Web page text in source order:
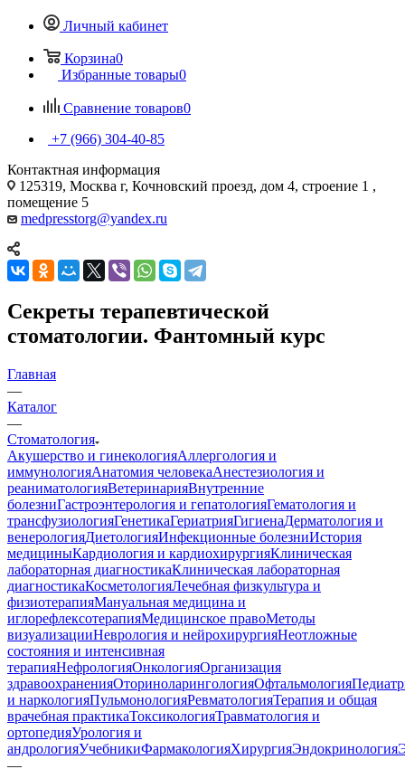
Личный кабинет
Корзина0
Избранные товары0
Сравнение товаров0
+7 (966) 304-40-85
Контактная информация
125319, Москва г, Кочновский проезд, дом 4, строение 1 ,
помещение 5
medpresstorg@yandex.ru
Секреты терапевтической
стоматологии. Фантомный курс
Главная
—
Каталог
—
Стоматология
Акушерство и гинекологияАллергология и
иммунологияАнатомия человекаАнестезиология и
реаниматологияВетеринарияВнутренние
болезниГастроэнтерология и гепатологияГематология и
трансфузиологияГенетикаГериатрияГигиенаДерматология и
венерологияДиетологияИнфекционные болезниИстория
медициныКардиология и кардиохирургияКлиническая
лабораторная диагностикаКлиническая лабораторная
диагностикаКосметологияЛечебная физкультура и
физиотерапияМануальная медицина и
иглорефлексотерапияМедицинское правоМетоды
визуализацииНеврология и нейрохирургияНеотложные
состояния и интенсивная
терапияНефрологияОнкологияОрганизация
здравоохраненияОториноларингологияОфтальмология
и наркологияПульмонологияРевматологияТерапия и общая
врачебная практикаТоксикологияТравматология и
ортопедияУрология и
андрологияУчебникиФармакологияХирургияЭндокринология
—